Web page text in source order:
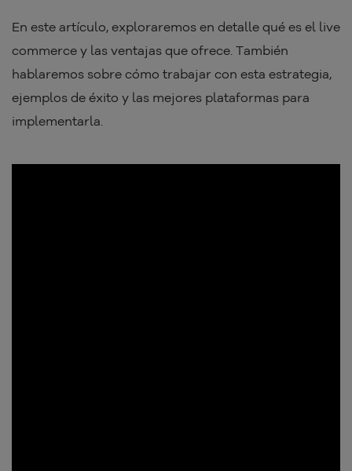
En este artículo, exploraremos en detalle qué es el live
commerce y las ventajas que ofrece. También
hablaremos sobre cómo trabajar con esta estrategia,
ejemplos de éxito y las mejores plataformas para
implementarla.